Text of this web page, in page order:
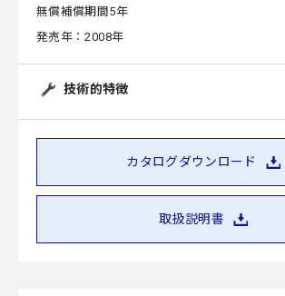
無償補償期間5年
発売年：2008年
技術的特徴
カタログダウンロード
取扱説明書